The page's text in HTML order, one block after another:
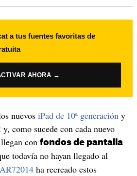
a tus fuentes favoritas de
AHORA →
nuevos iPad de 10ª generacióny
y, como sucede con cada nuevo
con fondos de pantalla
todavía no hayan llegado al
ha recreado estos